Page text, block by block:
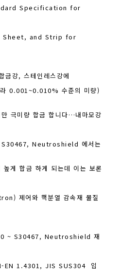
Specification for
Sheet, and Strip for
강, 스테인레스강에
0.001~0.010% 수준의 미량)
극미량 합금 합니다…내마모강
Neutroshield 에서는
게 합금 하게 되는데 이는 보론
제어와 핵분열 감속재 물질
~ S30467, Neutroshield 재
EN 1.4301, JIS SUS304 입